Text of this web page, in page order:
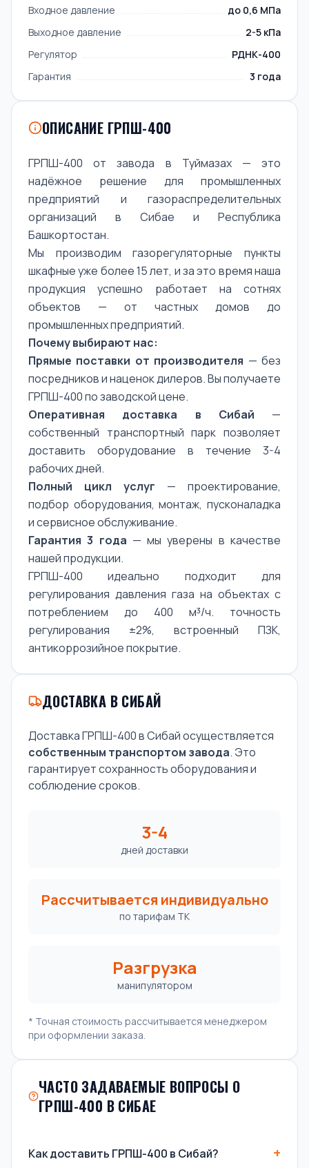
Входное давление
до 0,6 МПа
Выходное давление
2-5 кПа
Регулятор
РДНК-400
Гарантия
3 года
ОПИСАНИЕ ГРПШ-400
ГРПШ-400 от завода в Туймазах — это
надёжное решение для промышленных
предприятий и газораспределительных
организаций в Сибае и Республика
Башкортостан.
Мы производим газорегуляторные пункты
шкафные уже более 15 лет, и за это время наша
продукция успешно работает на сотнях
объектов — от частных домов до
промышленных предприятий.
Почему выбирают нас:
Прямые поставки от производителя — без
посредников и наценок дилеров. Вы получаете
ГРПШ-400 по заводской цене.
Оперативная доставка в Сибай —
собственный транспортный парк позволяет
доставить оборудование в течение 3-4
рабочих дней.
Полный цикл услуг — проектирование,
подбор оборудования, монтаж, пусконаладка
и сервисное обслуживание.
Гарантия 3 года — мы уверены в качестве
нашей продукции.
ГРПШ-400 идеально подходит для
регулирования давления газа на объектах с
потреблением до 400 м³/ч. точность
регулирования ±2%, встроенный ПЗК,
антикоррозийное покрытие.
ДОСТАВКА В СИБАЙ
Доставка ГРПШ-400 в Сибай осуществляется
собственным транспортом завода. Это
гарантирует сохранность оборудования и
соблюдение сроков.
3-4
дней доставки
Рассчитывается индивидуально
по тарифам ТК
Разгрузка
манипулятором
* Точная стоимость рассчитывается менеджером
при оформлении заказа.
ЧАСТО ЗАДАВАЕМЫЕ ВОПРОСЫ О
ГРПШ-400 В СИБАЕ
Как доставить ГРПШ-400 в Сибай?